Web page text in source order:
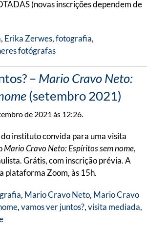
(novas inscrições dependem de
, Erika Zerwes,fotografia,
fotógrafas
– Mario Cravo Neto:
(setembro 2021)
de 2021 às 12:26.
instituto convida para uma visita
Mario Cravo Neto: Espíritos sem nome,
Grátis, com inscrição prévia. A
plataforma Zoom, às 15h.
, Mario Cravo Neto, Mario Cravo
,vamos ver juntos?,visita mediada,